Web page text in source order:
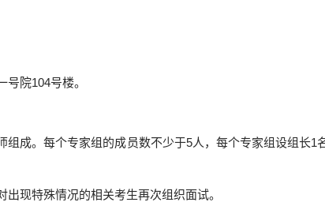
院104号楼。
成。每个专家组的成员数不少于5人，每个专家组设组长1
现特殊情况的相关考生再次组织面试。